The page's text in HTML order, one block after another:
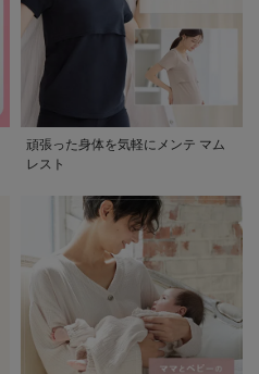
頑張った身体を気軽にメンテ マム
レスト